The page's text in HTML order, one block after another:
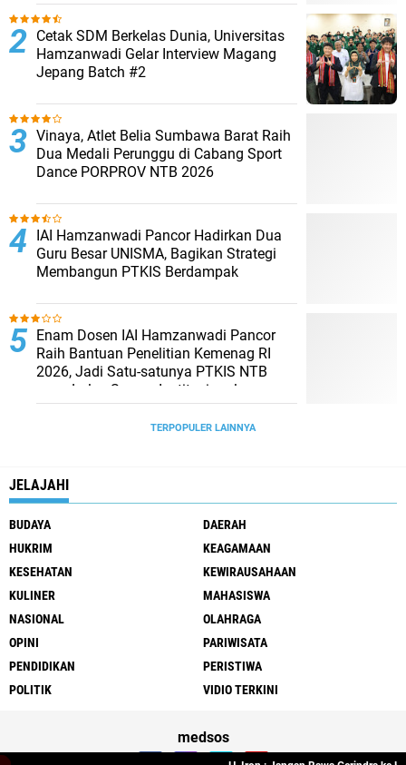
Cetak SDM Berkelas Dunia, Universitas
Hamzanwadi Gelar Interview Magang
Jepang Batch #2
Vinaya, Atlet Belia Sumbawa Barat Raih
Dua Medali Perunggu di Cabang Sport
Dance PORPROV NTB 2026
IAI Hamzanwadi Pancor Hadirkan Dua
Guru Besar UNISMA, Bagikan Strategi
Membangun PTKIS Berdampak
Enam Dosen IAI Hamzanwadi Pancor
Raih Bantuan Penelitian Kemenag RI
2026, Jadi Satu-satunya PTKIS NTB
yang Lolos Secara Institusional
TERPOPULER LAINNYA
JELAJAHI
BUDAYA
DAERAH
HUKRIM
KEAGAMAAN
KESEHATAN
KEWIRAUSAHAAN
KULINER
MAHASISWA
NASIONAL
OLAHRAGA
OPINI
PARIWISATA
PENDIDIKAN
PERISTIWA
POLITIK
VIDIO TERKINI
medsos